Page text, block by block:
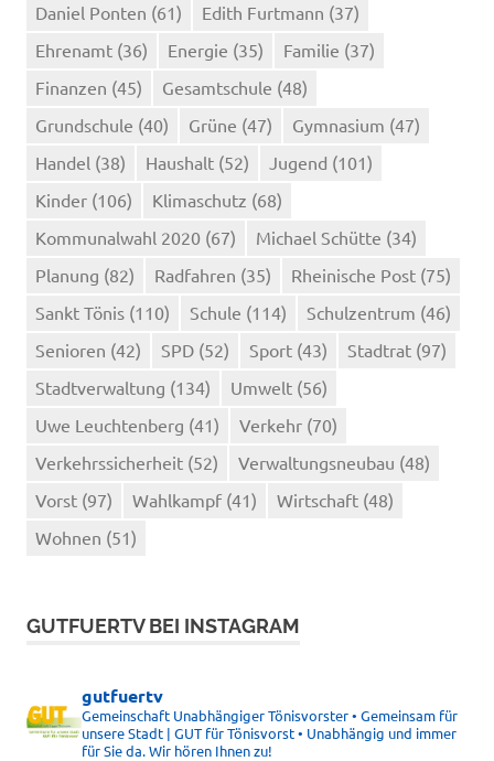
Daniel Ponten (61) Edith Furtmann (37)
Ehrenamt (36) Energie (35) Familie (37)
Finanzen (45) Gesamtschule (48)
Grundschule (40) Grüne (47) Gymnasium (47)
Handel (38) Haushalt (52) Jugend (101)
Kinder (106) Klimaschutz (68)
Kommunalwahl 2020 (67) Michael Schütte (34)
Planung (82) Radfahren (35) Rheinische Post (75)
Sankt Tönis (110) Schule (114) Schulzentrum (46)
Senioren (42) SPD (52) Sport (43) Stadtrat (97)
Stadtverwaltung (134) Umwelt (56)
Uwe Leuchtenberg (41) Verkehr (70)
Verkehrssicherheit (52) Verwaltungsneubau (48)
Vorst (97) Wahlkampf (41) Wirtschaft (48)
Wohnen (51)
GUTFUERTV BEI INSTAGRAM
gutfuertv
Gemeinschaft Unabhängiger Tönisvorster • Gemeinsam für
unsere Stadt | GUT für Tönisvorst • Unabhängig und immer
für Sie da. Wir hören Ihnen zu!